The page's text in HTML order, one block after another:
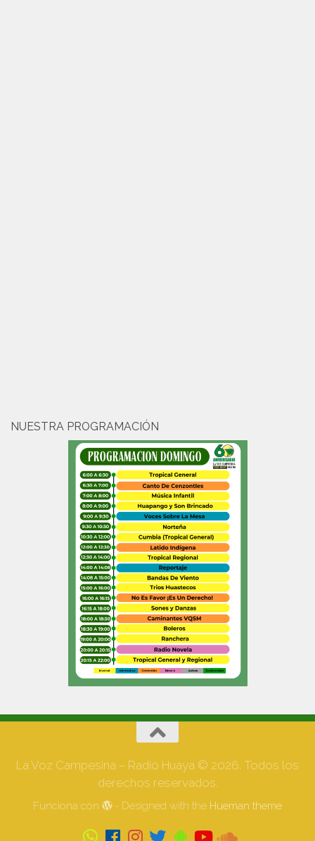
NUESTRA PROGRAMACIÓN
La Voz Campesina – Radio Huaya © 2026. Todos los
derechos reservados.
Funciona con - Designed with the Hueman theme